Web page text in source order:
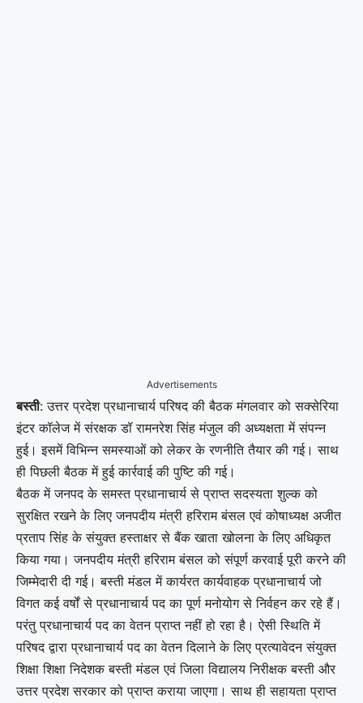
Advertisements
बस्ती: उत्तर प्रदेश प्रधानाचार्य परिषद की बैठक मंगलवार को सक्सेरिया
इंटर कॉलेज में संरक्षक डॉ रामनरेश सिंह मंजुल की अध्यक्षता में संपन्न
हुई। इसमें विभिन्न समस्याओं को लेकर के रणनीति तैयार की गई। साथ
ही पिछली बैठक में हुई कार्रवाई की पुष्टि की गई।
बैठक में जनपद के समस्त प्रधानाचार्य से प्राप्त सदस्यता शुल्क को
सुरक्षित रखने के लिए जनपदीय मंत्री हरिराम बंसल एवं कोषाध्यक्ष अजीत
प्रताप सिंह के संयुक्त हस्ताक्षर से बैंक खाता खोलना के लिए अधिकृत
किया गया। जनपदीय मंत्री हरिराम बंसल को संपूर्ण करवाई पूरी करने की
जिम्मेदारी दी गई। बस्ती मंडल में कार्यरत कार्यवाहक प्रधानाचार्य जो
विगत कई वर्षों से प्रधानाचार्य पद का पूर्ण मनोयोग से निर्वहन कर रहे हैं।
परंतु प्रधानाचार्य पद का वेतन प्राप्त नहीं हो रहा है। ऐसी स्थिति में
परिषद द्वारा प्रधानाचार्य पद का वेतन दिलाने के लिए प्रत्यावेदन संयुक्त
शिक्षा शिक्षा निदेशक बस्ती मंडल एवं जिला विद्यालय निरीक्षक बस्ती और
उत्तर प्रदेश सरकार को प्राप्त कराया जाएगा। साथ ही सहायता प्राप्त